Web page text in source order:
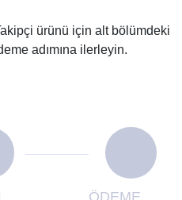
ürünü için alt bölümdeki
adımına ilerleyin.
ÖDEME